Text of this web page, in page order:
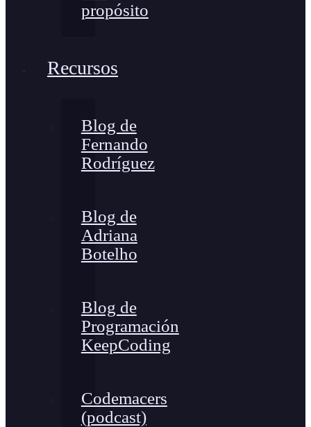
propósito
Recursos
Blog de
Fernando
Rodríguez
Blog de
Adriana
Botelho
Blog de
Programación
KeepCoding
Codemacers
(podcast)